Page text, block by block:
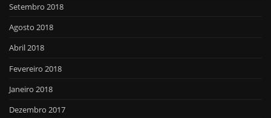
Setembro 2018
Agosto 2018
Abril 2018
Fevereiro 2018
Janeiro 2018
Dezembro 2017